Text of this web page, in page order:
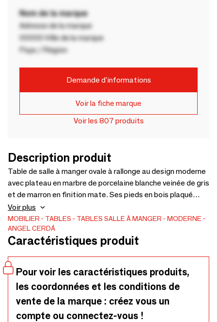
Nom de la marque
Adresse de la marque
00000 Ville de la marque
Pays / Région
Demande d'informations
Voir la fiche marque
Voir les 807 produits
Description produit
Table de salle à manger ovale à rallonge au design moderne
avec plateau en marbre de porcelaine blanche veinée de gris
et de marron en finition mate. Ses pieds en bois plaqué
noyer naturel, sa base en acier inoxydable peinte à l'époxy
noir et son adaptabilité en font un meuble fonctionnel et
polyvalent pour un usage quotidien.
Voir plus
MOBILIER TABLES TABLES SALLE À MANGER
MODERNE
ANGEL CERDÁ
Caractéristiques produit
Pour voir les caractéristiques produits,
les coordonnées et les conditions de
vente de la marque : créez vous un
compte ou connectez-vous !